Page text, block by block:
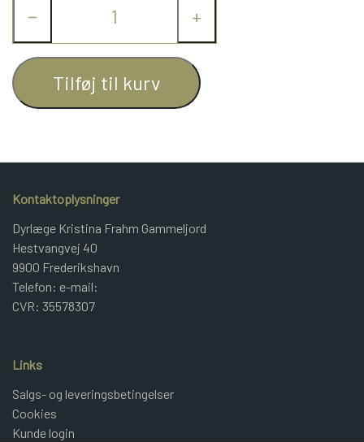
KNITPRO
OPSKRIFTER
− +
Tilføj til kurv
Kontaktoplysninger
Dyrlæge Kristina Frahm Gammeljord
Hestvangvej 40
9900 Frederikshavn
Telefon: e-mail:
CVR: 35578307
Links
Salgs- og leveringsbetingelser
Cookies
Kunde login